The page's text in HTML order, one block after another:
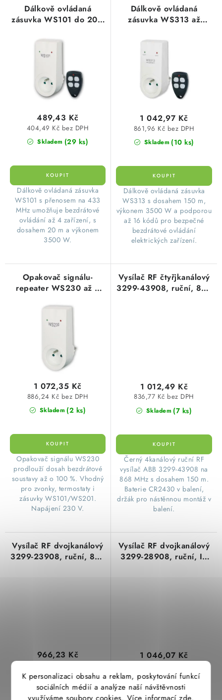
K personalizaci obsahu a reklam, poskytování funkcí
sociálních médií a analýze naší návštěvnosti
využíváme soubory cookies. Více informacízde.
SVÍTIDLA interiérová
SVÍTIDLA technická
VÝPRODEJ
Položky bez zařazené kategorie dle výrobců
VÁNOCE
OSVĚTLENÍ
Otevírací doba výdejny
Obchodní podmínky
Ochrana osobních údajů
Moje objednávka
r
p
Dálkově ovládaná
zásuvka WS101 do 20m
zásuvky+klíčenky)
Skladem (29 ks)
404,49 Kč bez DPH
489,43 Kč
​Dálkově ovládaná zásuvka
WS101 s přenosem na 433
MHz umožňuje bezdrátové
ovládání až 4 zařízení, s
dosahem 20 m a výkonem
3500 W.
Dálkově ovládaná
zásuvka WS313 až
klíčenka+zásuvka)
Skladem (10 ks)
861,96 Kč bez DPH
1 042,97 Kč
​Dálkově ovládaná zásuvka
WS313 s dosahem 150 m,
výkonem 3500 W a podporou
až 16 kódů pro bezpečné
bezdrátové ovládání
elektrických zařízení.
Opakovač signálu-
repeater WS230 až o
Skladem (2 ks)
886,24 Kč bez DPH
1 072,35 Kč
​Opakovač signálu WS230
prodlouží dosah bezdrátové
soustavy až o 100 %. Vhodný
pro zvonky, termostaty i
zásuvky WS101/WS201.
Napájení 230 V.
Vysílač RF čtyřjkanálový
3299-43908, ruční, 868
Skladem (7 ks)
836,77 Kč bez DPH
1 012,49 Kč
​Černý 4kanálový ruční RF
vysílač ABB 3299-43908 na
868 MHz s dosahem 150 m.
Baterie CR2430 v balení,
držák pro nástěnnou montáž v
balení.
Vysílač RF dvojkanálový
3299-23908, ruční, 868
Skladem(8 ks)
966,23 Kč
Vysílač RF dvojkanálový
3299-28908, ruční, IP
Skladem(8 ks)
1 046,07 Kč